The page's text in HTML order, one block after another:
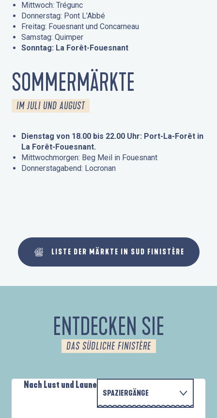
Mittwoch: Trégunc
Donnerstag: Pont L’Abbé
Freitag: Fouesnant und Concarneau
Samstag: Quimper
Sonntag: La Forêt-Fouesnant
SOMMERMÄRKTE
IM JULI UND AUGUST
Dienstag von 18.00 bis 22.00 Uhr: Port-La-Forêt in
La Forêt-Fouesnant.
Mittwochmorgen: Beg Meil in Fouesnant
Donnerstagabend: Locronan
LISTE DER MÄRKTE IN SUD FINISTÈRE
ENTDECKEN SIE
DAS SÜDLICHE FINISTÈRE
Nach Lust und Laune
SPAZIERGÄNGE